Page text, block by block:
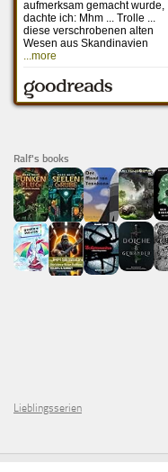
Ralf's books
Lieblingsserien